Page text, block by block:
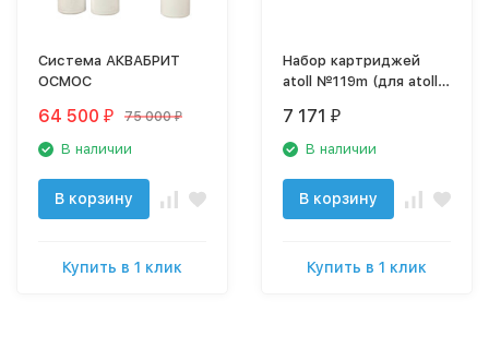
Система АКВАБРИТ
ОСМОС
64 500 ₽ 75 000 ₽
В наличии
В корзину
Купить в 1 клик
Набор картриджей
atoll №119m (для atoll
7 171 ₽
В наличии
В корзину
Купить в 1 клик